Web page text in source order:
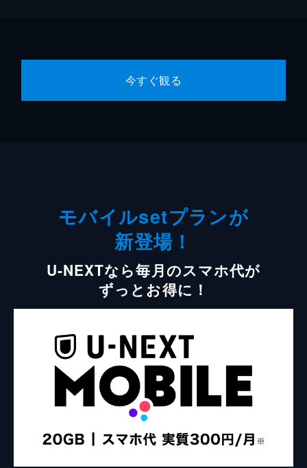
今すぐ観る
モバイルsetプランが
新登場！
U-NEXTなら毎月のスマホ代が
ずっとお得に！